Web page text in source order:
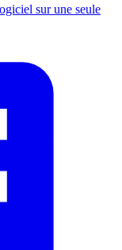
sur une seule